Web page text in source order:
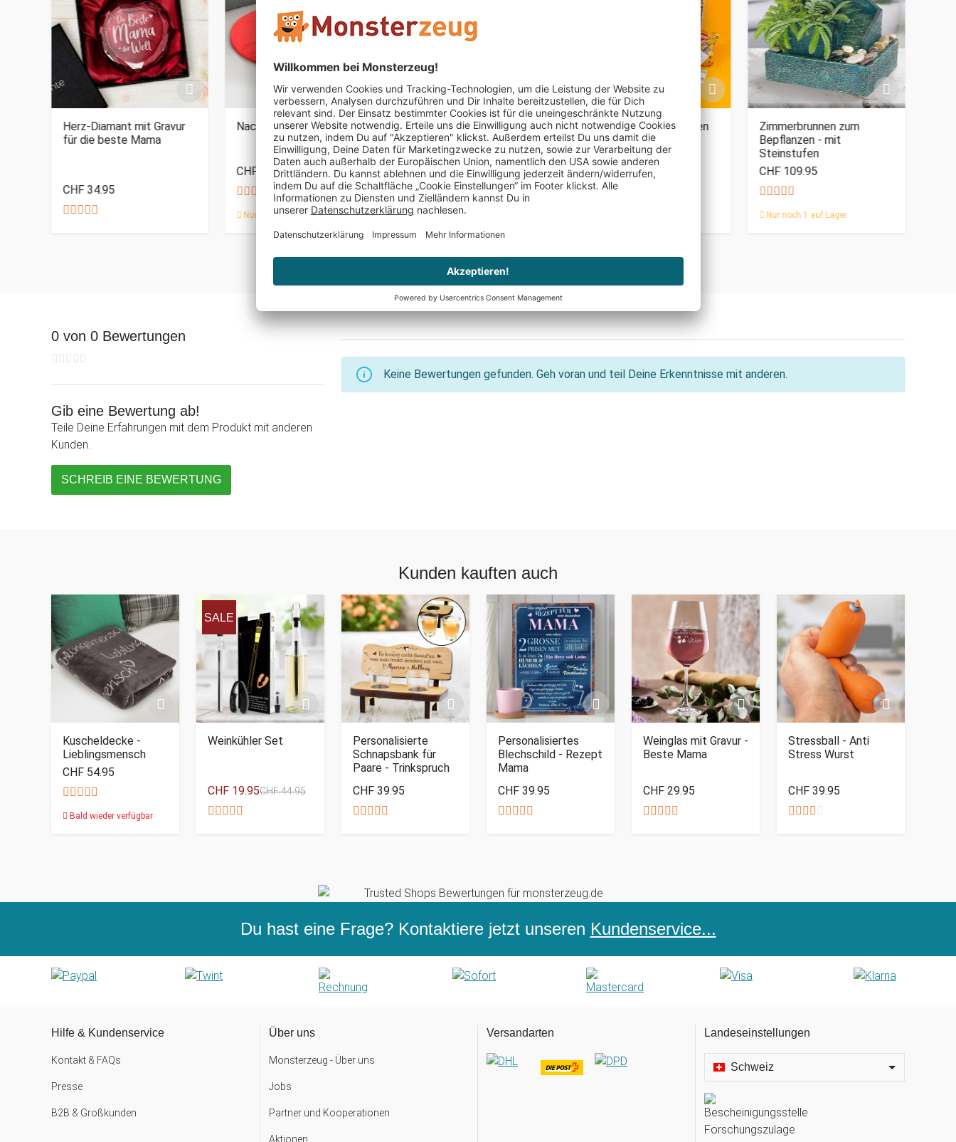
Herz-Diamant mit Gravur
für die beste Mama
CHF 34.95
Nacken Wärmflasche
CHF 49.95
Nur noch 1 auf Lager
Mikrowellen Hausschuhe
CHF 39.95
Nur noch 4 auf Lager
Original DDR Süßigkeiten
Box
CHF 54.95
Zimmerbrunnen zum
Bepflanzen - mit
Steinstufen
CHF 109.95
Nur noch 1 auf Lager
0 von 0 Bewertungen
Gib eine Bewertung ab!
Teile Deine Erfahrungen mit dem Produkt mit anderen
Kunden.
SCHREIB EINE BEWERTUNG
Keine Bewertungen gefunden. Geh voran und teil Deine Erkenntnisse mit anderen.
Kunden kauften auch
Kuscheldecke -
Lieblingsmensch
CHF 54.95
Bald wieder verfügbar
SALE
Weinkühler Set
CHF 19.95CHF 44.95
Personalisierte
Schnapsbank für
Paare - Trinkspruch
CHF 39.95
Personalisiertes
Blechschild - Rezept
Mama
CHF 39.95
Weinglas mit Gravur -
Beste Mama
CHF 29.95
Stressball - Anti
Stress Wurst
CHF 39.95
Du hast eine Frage? Kontaktiere jetzt unseren Kundenservice...
Hilfe & Kundenservice
Kontakt & FAQs
Presse
B2B & Großkunden
Über uns
Monsterzeug - Über uns
Jobs
Partner und Kooperationen
Aktionen
Versandarten Landeseinstellungen
Schweiz